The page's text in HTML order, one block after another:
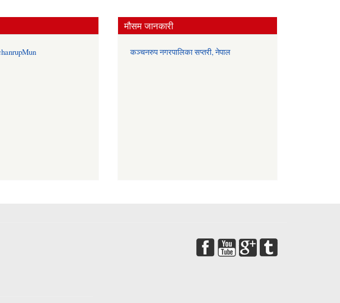
मौसम जानकारी
कञ्चनरुप नगरपालिका सप्तरी, नेपाल